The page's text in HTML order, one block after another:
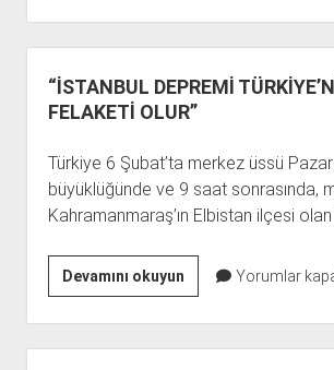
GAZETECİYİ
MAHKEMEYE
VERMİŞ
“İSTANBUL DEPREMİ
FELAKETİ OLUR”
Türkiye 6 Şubat’ta merkez üssü
büyüklüğünde ve 9 saat sonrasında,
Kahramanmaraş’ın Elbistan ilçesi
Devamını okuyun“İSTANBUL
DEPREMİ
TÜRKİYE’NİN
FELAKETİ
Yorumlar